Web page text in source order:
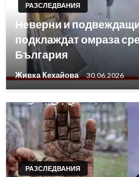
РАЗСЛЕДВАНИЯ
Неверни и
подклаждат омраза
България
Живка Кехайова 30.06.2026
РАЗСЛЕДВАНИЯ